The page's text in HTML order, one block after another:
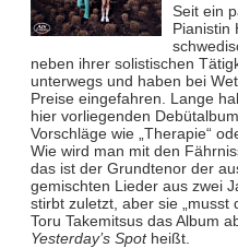
Seit ein
Pianistin
neben ihrer solistischen
unterwegs und haben bei
Preise eingefahren. Lange
hier vorliegenden
Vorschläge wie „Therapie“
Wie wird man mit den
das ist der Grundtenor der
gemischten Lieder aus zwei
stirbt zuletzt, aber sie „musst
Toru Takemitsus das Album
Yesterday’s Spotheißt.